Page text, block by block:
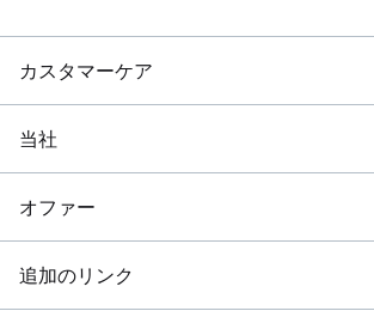
カスタマーケア
当社
オファー
追加のリンク